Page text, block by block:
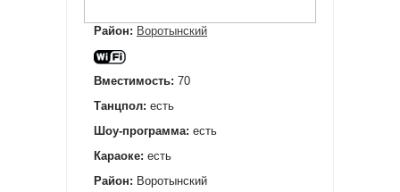
Район: Воротынский
Вместимость: 70
Танцпол: есть
Шоу-программа: есть
Караоке: есть
Район: Воротынский